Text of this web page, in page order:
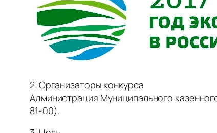
2. Организаторы конкурса
Администрация Муниципального
81-00).